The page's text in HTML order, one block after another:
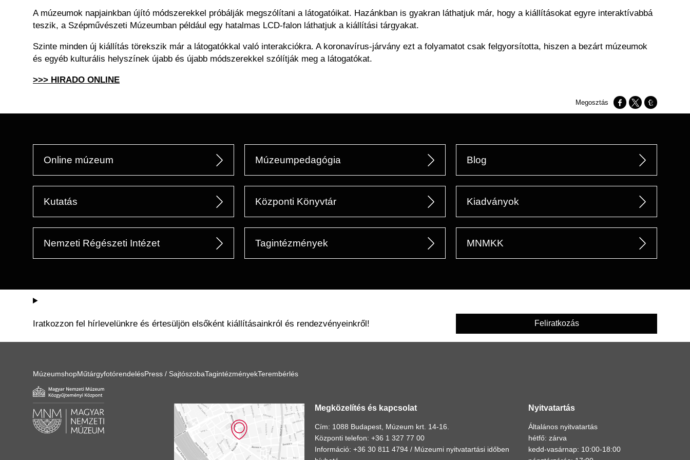
A múzeumok napjainkban újító módszerekkel próbálják megszólítani a látogatóikat. Hazánkban is gyakran láthatjuk már, hogy a kiállításokat egyre interaktívabbá
teszik, a Szépművészeti Múzeumban például egy hatalmas LCD-falon láthatjuk a kiállítási tárgyakat.
Szinte minden új kiállítás törekszik már a látogatókkal való interakciókra. A koronavírus-járvány ezt a folyamatot csak felgyorsította, hiszen a bezárt múzeumok
és egyéb kulturális helyszínek újabb és újabb módszerekkel szólítják meg a látogatókat.
>>> HIRADO ONLINE
Opens in a new window
Opens in a new
Opens in a
Online múzeum Múzeumpedagógia Blog
Kutatás Központi Könyvtár Kiadványok
Nemzeti Régészeti Intézet Tagintézmények MNMKK
Iratkozzon fel hírlevelünkre és értesüljön elsőként kiállításainkról és rendezvényeinkről! Feliratkozás
MúzeumshopMűtárgyfotórendelésPress / SajtószobaTagintézményekTerembérlés
Megközelítés és kapcsolat
Cím: 1088 Budapest, Múzeum krt. 14-16.
Központi telefon: +36 1 327 77 00
Információ: +36 30 811 4794 / Múzeumi nyitvatartási időben
Nyitvatartás
Általános nyitvatartás
hétfő: zárva
kedd-vasárnap: 10:00-18:00